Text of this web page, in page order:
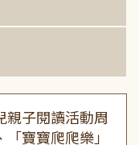
親子閱讀活動周
寶寶爬爬樂」